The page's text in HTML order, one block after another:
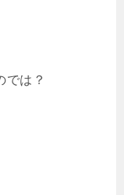
では？